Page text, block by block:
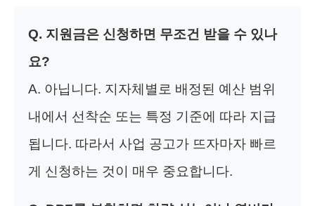
Q. 지원금은 신청하면 무조건 받을 수 있나
요?
A. 아닙니다. 지자체별로 배정된 예산 범위
내에서 선착순 또는 특정 기준에 따라 지급
됩니다. 따라서 사업 공고가 뜨자마자 빠르
게 신청하는 것이 매우 중요합니다.